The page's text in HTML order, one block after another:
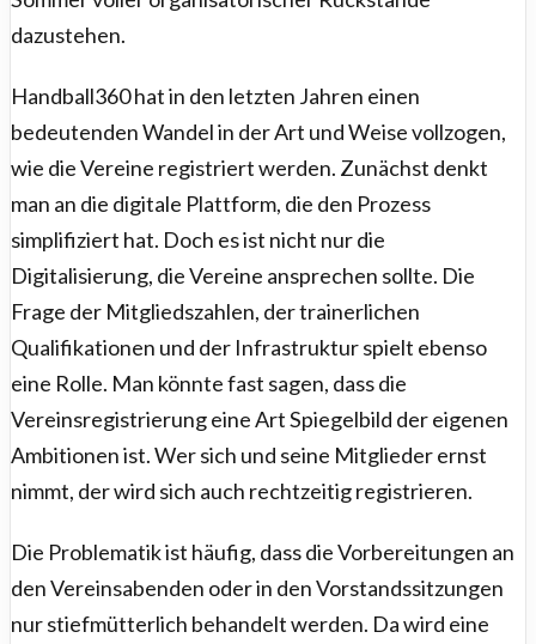
dazustehen.
Handball360 hat in den letzten Jahren einen
bedeutenden Wandel in der Art und Weise vollzogen,
wie die Vereine registriert werden. Zunächst denkt
man an die digitale Plattform, die den Prozess
simplifiziert hat. Doch es ist nicht nur die
Digitalisierung, die Vereine ansprechen sollte. Die
Frage der Mitgliedszahlen, der trainerlichen
Qualifikationen und der Infrastruktur spielt ebenso
eine Rolle. Man könnte fast sagen, dass die
Vereinsregistrierung eine Art Spiegelbild der eigenen
Ambitionen ist. Wer sich und seine Mitglieder ernst
nimmt, der wird sich auch rechtzeitig registrieren.
Die Problematik ist häufig, dass die Vorbereitungen an
den Vereinsabenden oder in den Vorstandssitzungen
nur stiefmütterlich behandelt werden. Da wird eine